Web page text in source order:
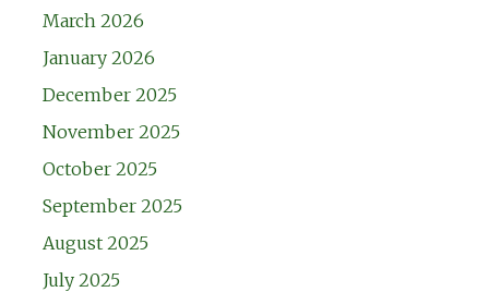
March 2026
January 2026
December 2025
November 2025
October 2025
September 2025
August 2025
July 2025